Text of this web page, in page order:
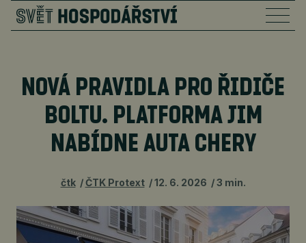
NOVÁ PRAVIDLA PRO ŘIDIČE
BOLTU. PLATFORMA JIM
NABÍDNE AUTA CHERY
čtk ČTK Protext 12. 6. 2026 3 min.